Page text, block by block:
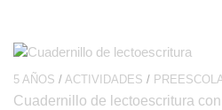
5 AÑOS / ACTIVIDADES /
Cuadernillo de lectoescritura